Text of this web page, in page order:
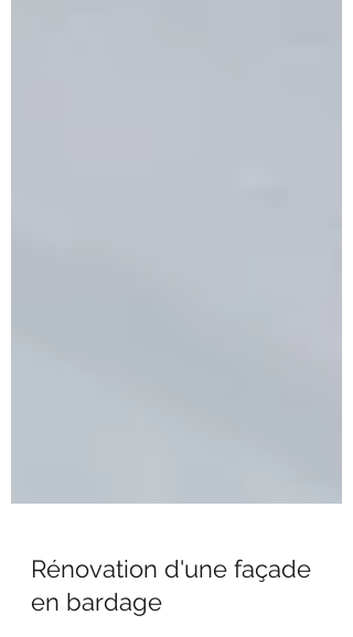
Rénovation d'une façade